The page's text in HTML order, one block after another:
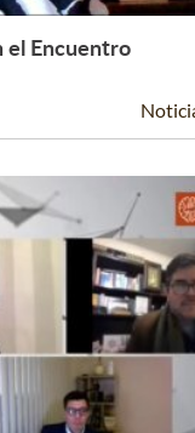
Leer Más +
el Encuentro